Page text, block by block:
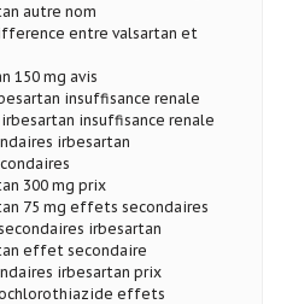
autre nom
entre valsartan et
150 mg avis
insuffisance renale
insuffisance renale
irbesartan
300 mg prix
75 mg effets secondaires
irbesartan
effet secondaire
irbesartan prix
effets